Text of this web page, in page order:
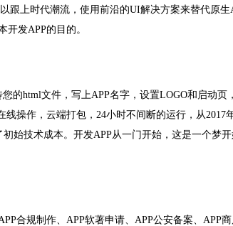
跟上时代潮流，使用前沿的UI解决方案来替代原
发APP的目的。
的html文件，写上APP名字，设置LOGO和启动页
操作，云端打包，24小时不间断的运行，从2017
始技术成本。开发APP从一门开始，这是一个梦
合规制作、APP软著申请、APP公安备案、APP